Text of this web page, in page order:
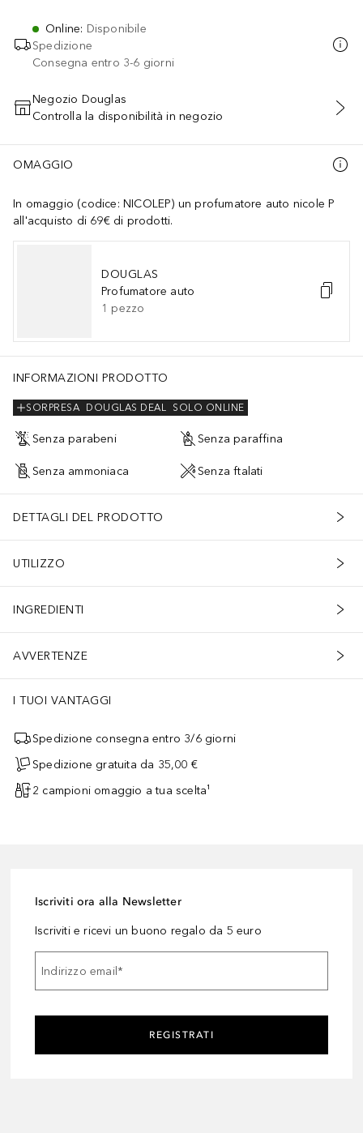
Online: Disponibile
Spedizione
Consegna entro 3-6 giorni
AGGIUNGI AL CARRELLO
Negozio Douglas
Controlla la disponibilità in negozio
OMAGGIO
In omaggio (codice: NICOLEP) un profumatore auto nicole P
all'acquisto di 69€ di prodotti.
DOUGLAS
Profumatore auto
1 pezzo
INFORMAZIONI PRODOTTO
SOLO ONLINE
DOUGLAS DEAL
SORPRESA
Senza parabeni Senza paraffina
Senza ammoniaca Senza ftalati
DETTAGLI DEL PRODOTTO
UTILIZZO
INGREDIENTI
AVVERTENZE
I TUOI VANTAGGI
Spedizione consegna entro 3/6 giorni
Spedizione gratuita da 35,00 €
2 campioni omaggio a tua scelta¹
Iscriviti ora alla Newsletter
Iscriviti e ricevi un buono regalo da 5 euro
Indirizzo email *
REGISTRATI